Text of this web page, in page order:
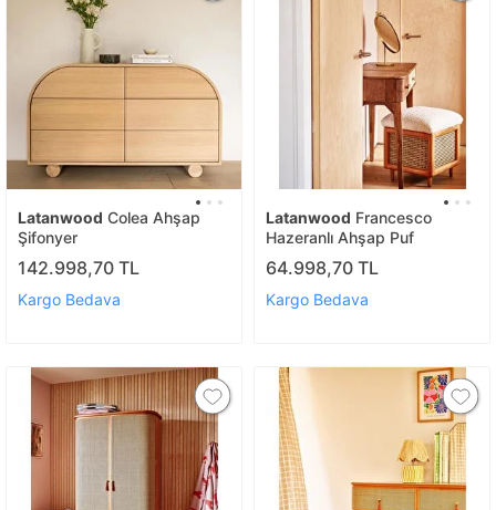
Latanwood Colea Ahşap
Şifonyer
142.998,70 TL
Kargo Bedava
Latanwood Francesco
Hazeranlı Ahşap Puf
64.998,70 TL
Kargo Bedava